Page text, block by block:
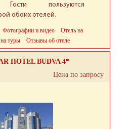
Гости пользуются
обоих отелей.
Фотографии и видео
Отель на
туры Отзывы об отеле
HOTEL BUDVA 4*
Цена по запросу